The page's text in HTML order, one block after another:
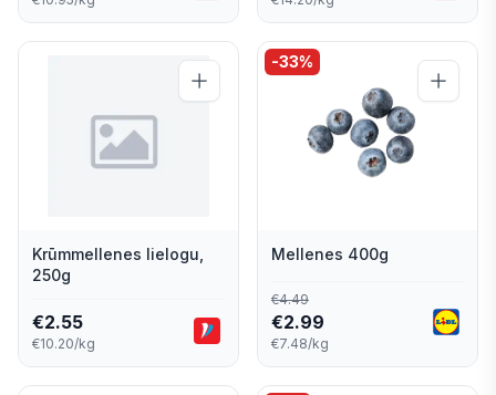
Krūmmellenes lielogu,
250g
€2.55
€10.20/kg
-33%
Mellenes 400g
€4.49
€2.99
€7.48/kg